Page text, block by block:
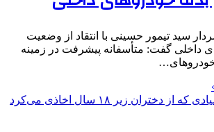
سید تیمور حسینی با انتقاد از وضعیت
داخلی گفت: متأسفانه پیشرفت در زمینه
خودروهای…